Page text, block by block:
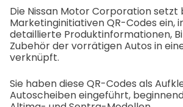
Die Nissan Motor Corporation setzt
Marketinginitiativen QR-Codes ein,
detaillierte Produktinformationen,
Zubehör der vorrätigen Autos in
verknüpft.
Sie haben diese QR-Codes als
Autoscheiben eingeführt,